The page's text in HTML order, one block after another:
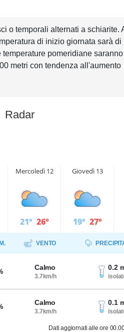
o temporali alternati a schiarite.
di inizio giornata sarà di
pomeridiane
metri con tendenza all'aumento
Radar
Mercoledì 12
21° 26°
Giovedì 13
19° 27°
VENTO
Calmo
3.7km/h
0.2
Calmo
3.7km/h
0.1
Dati aggiornati alle ore